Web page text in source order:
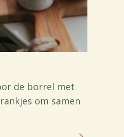
de borrel met
om samen